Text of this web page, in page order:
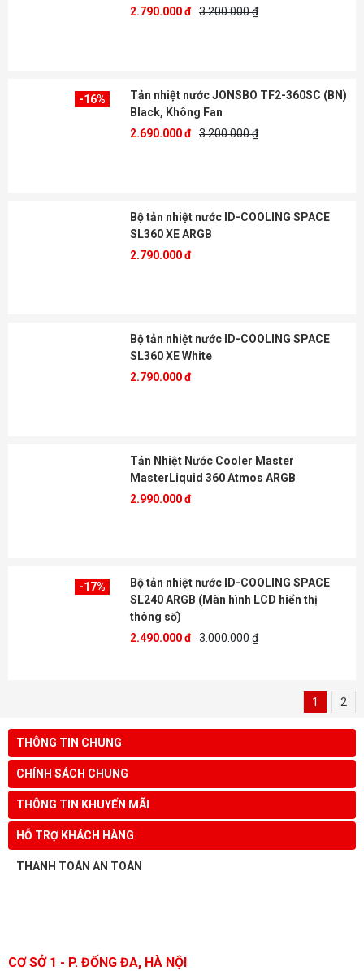
2.790.000 đ 3.200.000 ₫
-16%
Tản nhiệt nước JONSBO TF2-360SC (BN)
Black, Không Fan
2.690.000 đ 3.200.000 ₫
Bộ tản nhiệt nước ID-COOLING SPACE
SL360 XE ARGB
2.790.000 đ
Bộ tản nhiệt nước ID-COOLING SPACE
SL360 XE White
2.790.000 đ
Tản Nhiệt Nước Cooler Master
MasterLiquid 360 Atmos ARGB
2.990.000 đ
-17%
Bộ tản nhiệt nước ID-COOLING SPACE
SL240 ARGB (Màn hình LCD hiển thị
thông số)
2.490.000 đ 3.000.000 ₫
1 2
THÔNG TIN CHUNG
CHÍNH SÁCH CHUNG
THÔNG TIN KHUYẾN MÃI
HỖ TRỢ KHÁCH HÀNG
THANH TOÁN AN TOÀN
CƠ SỞ 1 - P. ĐỐNG ĐA, HÀ NỘI